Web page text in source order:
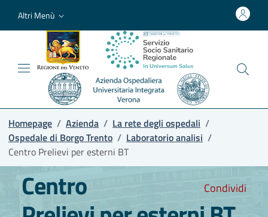
Altri Menù
Homepage / Azienda / La rete degli ospedali /
Ospedale di Borgo Trento / Laboratorio analisi /
Centro Prelievi per esterni BT
Condividi
Centro